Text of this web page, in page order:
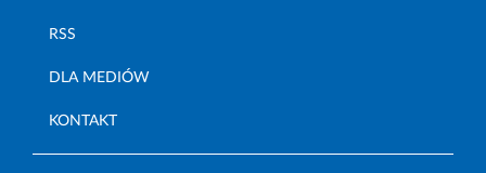
RSS
DLA MEDIÓW
KONTAKT